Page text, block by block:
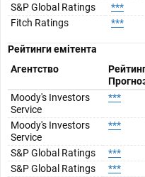
S&P Global Ratings ***
Fitch Ratings
***
Рейтинги емітента
Агентство
Moody's Investors
Service
***
Moody's Investors
Service
***
S&P Global Ratings ***
S&P Global Ratings
***